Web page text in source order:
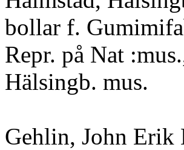
bollar f.
Repr. på Nat
Hälsingb. mus.
Gehlin, John Erik